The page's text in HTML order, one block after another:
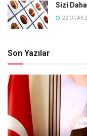
Sizi
22 OCAK
Son Yazılar